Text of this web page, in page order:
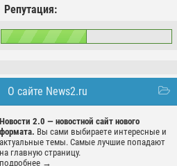
Репутация:
О сайте News2.ru
Новости 2.0 — новостной сайт нового
формата. Вы сами выбираете интересные и
актуальные темы. Самые лучшие попадают
на главную страницу.
подробнее →